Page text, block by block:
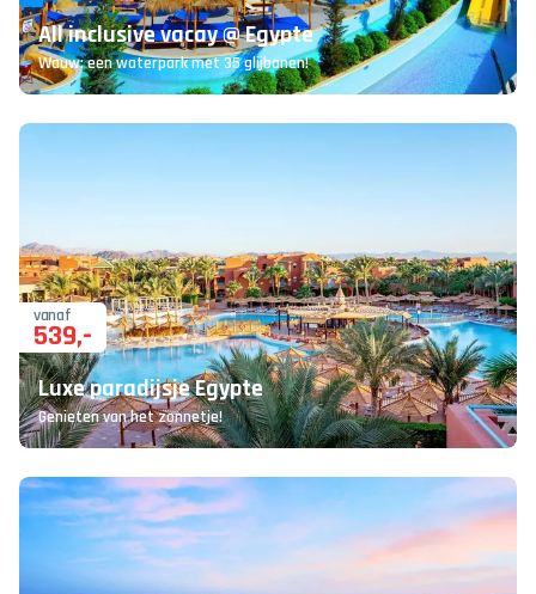
All inclusive vacay @ Egypte
Wauw: een waterpark met 35 glijbanen!
vanaf
539,-
Luxe paradijsje Egypte
Genieten van het zonnetje!